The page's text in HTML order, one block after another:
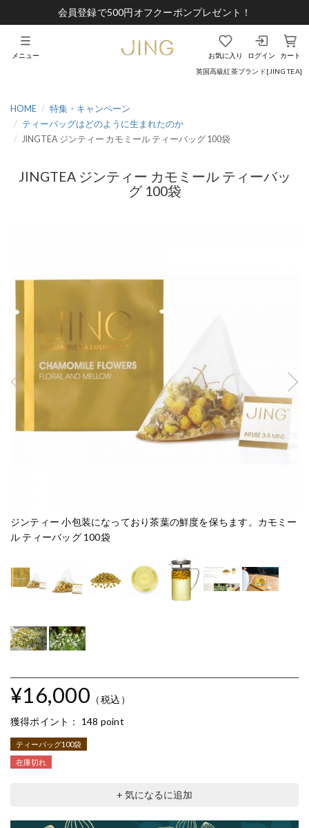
会員登録で500円オフクーポンプレゼント！
英国高級紅茶ブランド[JING TEA]
お気に入り ログイン カート
メニュー
HOME
特集・キャンペーン
ティーバッグはどのように生まれたのか
JINGTEA ジンティー カモミール ティーバッグ 100袋
JINGTEA ジンティー カモミール ティーバッ
グ 100袋
ジンティー 小包装になっており茶葉の鮮度を保ちます。カモミー
ル ティーバッグ 100袋
¥16,000 （税込）
獲得ポイント： 148 point
ティーバッグ100袋
在庫切れ
+ 気になるに追加